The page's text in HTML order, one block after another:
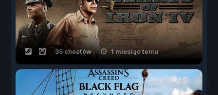
35 cheatów 1 miesiąc temu